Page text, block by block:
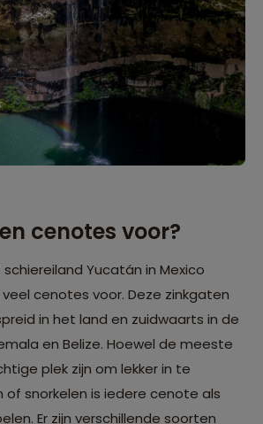
cenotes voor?
Yucatán in Mexico
cenotes voor. Deze zinkgaten
in het land en zuidwaarts in de
en Belize. Hoewel de meeste
plek zijn om lekker in te
of snorkelen is iedere cenote als
Er zijn verschillende soorten